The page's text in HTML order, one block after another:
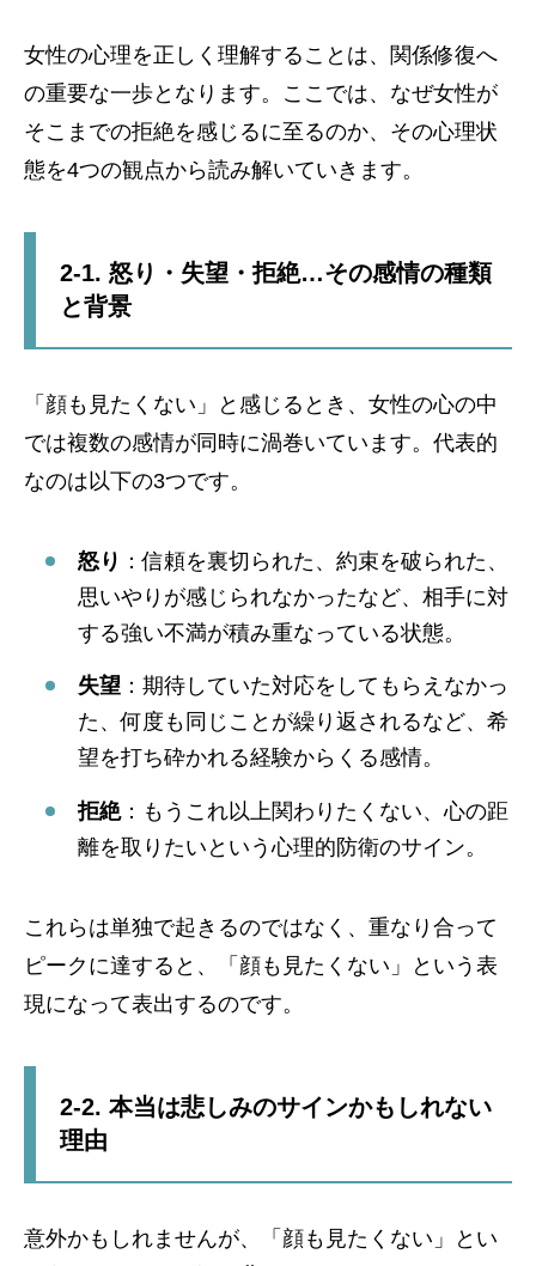
女性の心理を正しく理解することは、関係修復へ
の重要な一歩となります。ここでは、なぜ女性が
そこまでの拒絶を感じるに至るのか、その心理状
態を4つの観点から読み解いていきます。
2-1. 怒り・失望・拒絶…その感情の種類
と背景
「顔も見たくない」と感じるとき、女性の心の中
では複数の感情が同時に渦巻いています。代表的
なのは以下の3つです。
怒り ：信頼を裏切られた、約束を破られた、
思いやりが感じられなかったなど、相手に対
する強い不満が積み重なっている状態。
失望 ：期待していた対応をしてもらえなかっ
た、何度も同じことが繰り返されるなど、希
望を打ち砕かれる経験からくる感情。
拒絶：もうこれ以上関わりたくない、心の距
離を取りたいという心理的防衛のサイン。
これらは単独で起きるのではなく、重なり合って
ピークに達すると、「顔も見たくない」という表
現になって表出するのです。
2-2. 本当は悲しみのサインかもしれない
理由
意外かもしれませんが、「顔も見たくない」とい